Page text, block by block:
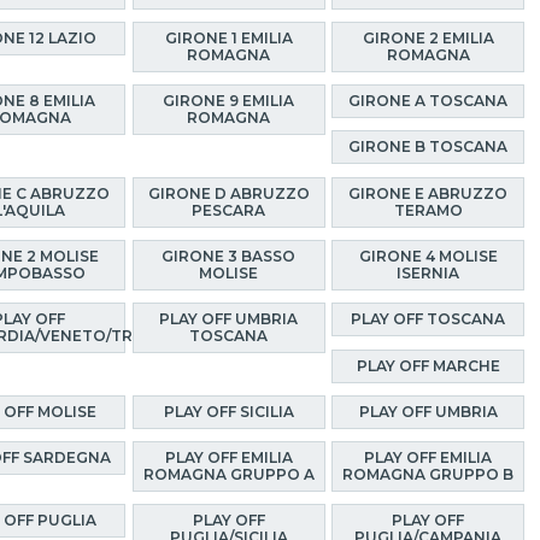
12 LAZIO
GIRONE 1 EMILIA
ROMAGNA
GIRONE 2 EMILIA
ROMAGNA
8 EMILIA
GIRONE 9 EMILIA
ROMAGNA
GIRONE A TOSCANA
GIRONE B TOSCANA
C ABRUZZO
GIRONE D ABRUZZO
PESCARA
GIRONE E ABRUZZO
TERAMO
2 MOLISE
GIRONE 3 BASSO
MOLISE
GIRONE 4 MOLISE
ISERNIA
OFF
VENETO/TRENTINO
PLAY OFF UMBRIA
TOSCANA
PLAY OFF TOSCANA
PLAY OFF MARCHE
OFF MOLISE PLAY OFF SICILIA PLAY OFF UMBRIA
SARDEGNA
PLAY OFF EMILIA
ROMAGNA GRUPPO A
PLAY OFF EMILIA
ROMAGNA GRUPPO B
OFF PUGLIA
PLAY OFF
PLAY OFF